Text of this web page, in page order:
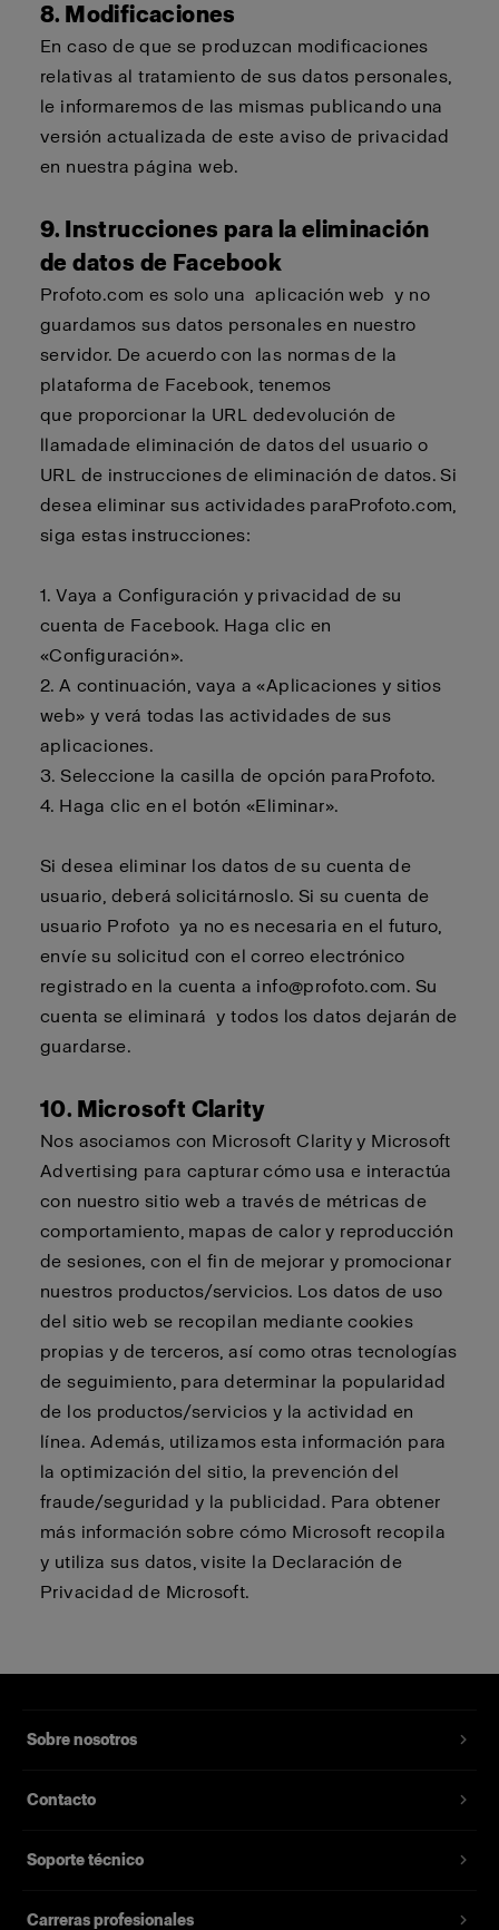
8. Modificaciones
En caso de que se produzcan modificaciones
relativas al tratamiento de sus datos personales,
le informaremos de las mismas publicando una
versión actualizada de este aviso de privacidad
en nuestra página web.
9. Instrucciones para la eliminación
de datos de Facebook
Profoto.com es solo unaaplicación web y no
guardamos sus datos personales en nuestro
servidor. De acuerdo con las normas de la
plataforma de Facebook, tenemos
que proporcionar la URL dedevolución de
llamadade eliminación de datos del usuario o
URL de instrucciones de eliminación de datos. Si
desea eliminar sus actividades paraProfoto.com,
siga estas instrucciones:
1. Vaya a Configuración y privacidad de su
cuenta de Facebook. Haga clic en
«Configuración».
2.A continuación, vaya a «Aplicaciones y sitios
web» y verá todas las actividades de sus
aplicaciones.
3. Seleccione la casilla de opción paraProfoto.
4. Haga clic en el botón «Eliminar».
Si desea eliminar los datos de su cuenta de
usuario, deberá solicitárnoslo. Si su cuenta de
usuario Profoto ya no es necesaria en el futuro,
envíe su solicitud con el correo electrónico
registrado en la cuenta a info@profoto.com. Su
cuenta seeliminará y todos los datos dejarán de
guardarse.
10. Microsoft Clarity
Nos asociamos con Microsoft Clarity y Microsoft
Advertising para capturar cómo usa e interactúa
con nuestro sitio web a través de métricas de
comportamiento, mapas de calor y reproducción
de sesiones, con el fin de mejorar y promocionar
nuestros productos/servicios. Los datos de uso
del sitio web se recopilan mediante cookies
propias y de terceros, así como otras tecnologías
de seguimiento, para determinar la popularidad
de los productos/servicios y la actividad en
línea. Además, utilizamos esta información para
la optimización del sitio, la prevención del
fraude/seguridad y la publicidad. Para obtener
más información sobre cómo Microsoft recopila
y utiliza sus datos, visite la Declaración de
Privacidad de Microsoft.
Sobre nosotros
Contacto
Soporte técnico
Carreras profesionales